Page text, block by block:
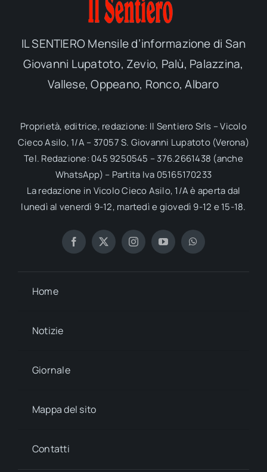
IL SENTIERO Mensile d’informazione di San
Giovanni Lupatoto, Zevio, Palù, Palazzina,
Vallese, Oppeano, Ronco, Albaro
Proprietà, editrice, redazione: Il Sentiero Srls – Vicolo
Cieco Asilo, 1/A – 37057 S. Giovanni Lupatoto (Verona)
Tel. Redazione: 045 9250545 – 376.2661438 (anche
WhatsApp) – Partita Iva 05165170233
La redazione in Vicolo Cieco Asilo, 1/A è aperta dal
lunedì al venerdì 9-12, martedì e giovedì 9-12 e 15-18.
Home
Notizie
Giornale
Mappa del sito
Contatti